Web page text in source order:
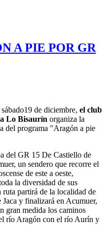
A PIE POR GR
de diciembre, el club
Lo Bisaurín organiza la
del programa "Aragón a pie
del GR 15 De Castiello de
un sendero que recorre el
de este a oeste,
la diversidad de sus
ruta partirá de la localidad de
Jaca y finalizará en Acumuer,
gran medida los caminos
río Aragón con el río Aurín y